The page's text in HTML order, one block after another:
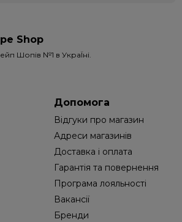
Shop
Шопів №1 в УкраЇні.
Допомога
Відгуки про магазин
Адреси магазинів
Доставка і оплата
Гарантія та повернення
Програма лояльності
Вакансії
Бренди